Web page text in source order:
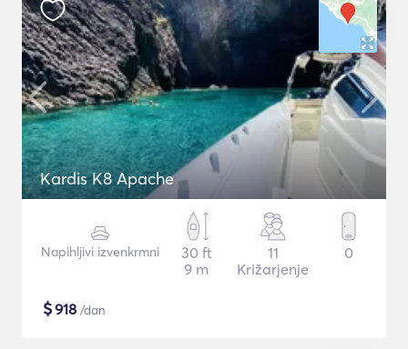
Kardis K8 Apache
Napihljivi izvenkrmni
30 ft
9 m
11
Križarjenje
0
$918 /dan